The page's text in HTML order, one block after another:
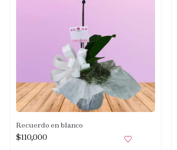
Recuerdo en blanco
$110,000